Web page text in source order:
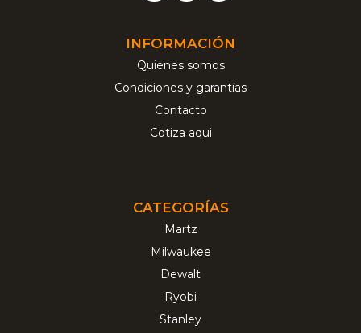
INFORMACIÓN
Quienes somos
Condiciones y garantías
Contacto
Cotiza aqui
CATEGORÍAS
Martz
Milwaukee
Dewalt
Ryobi
Stanley